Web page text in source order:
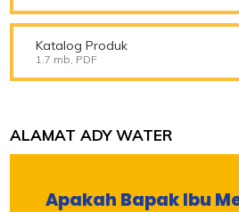
Katalog Produk
1.7 mb, PDF
ALAMAT ADY WATER
Apakah Bapak Ibu